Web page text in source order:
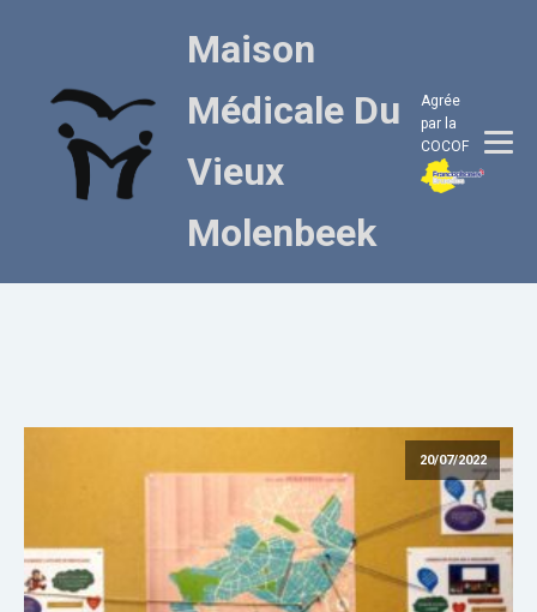
Maison
Médicale Du
Vieux
Molenbeek
Agrée
par la
COCOF
20/07/2022